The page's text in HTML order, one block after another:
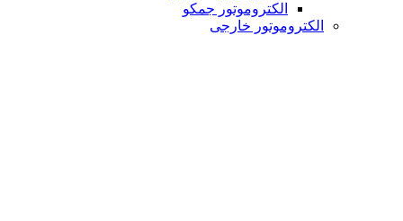
الکتروموتور جمکو
الکتروموتور خارجی